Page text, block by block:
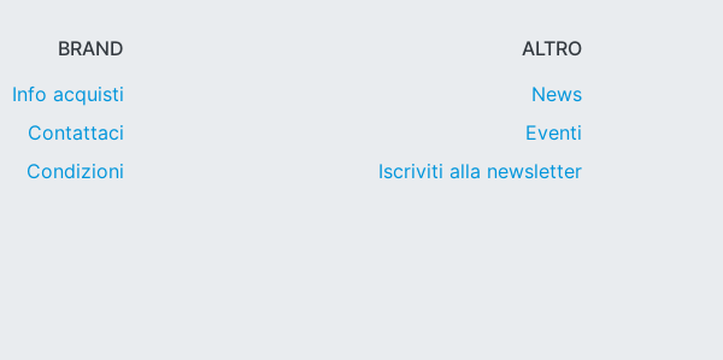
BRAND
Info acquisti
Contattaci
Condizioni
ALTRO
News
Eventi
Iscriviti alla newsletter